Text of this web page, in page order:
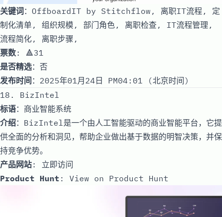
关键词：OffboardIT by Stitchflow, 离职IT流程, 定
制化清单, 组织规模, 部门角色, 离职检查, IT流程管理,
流程简化, 离职步骤,
票数: 🔺31
是否精选：否
发布时间 ：2025年01月24日 PM04:01 (北京时间)
18. BizIntel
标语：商业智能系统
介绍：BizIntel是一个由人工智能驱动的商业智能平台，它提
供全面的分析和洞见，帮助企业做出基于数据的明智决策，并保
持竞争优势。
产品网站: 立即访问
Product Hunt : View on Product Hunt